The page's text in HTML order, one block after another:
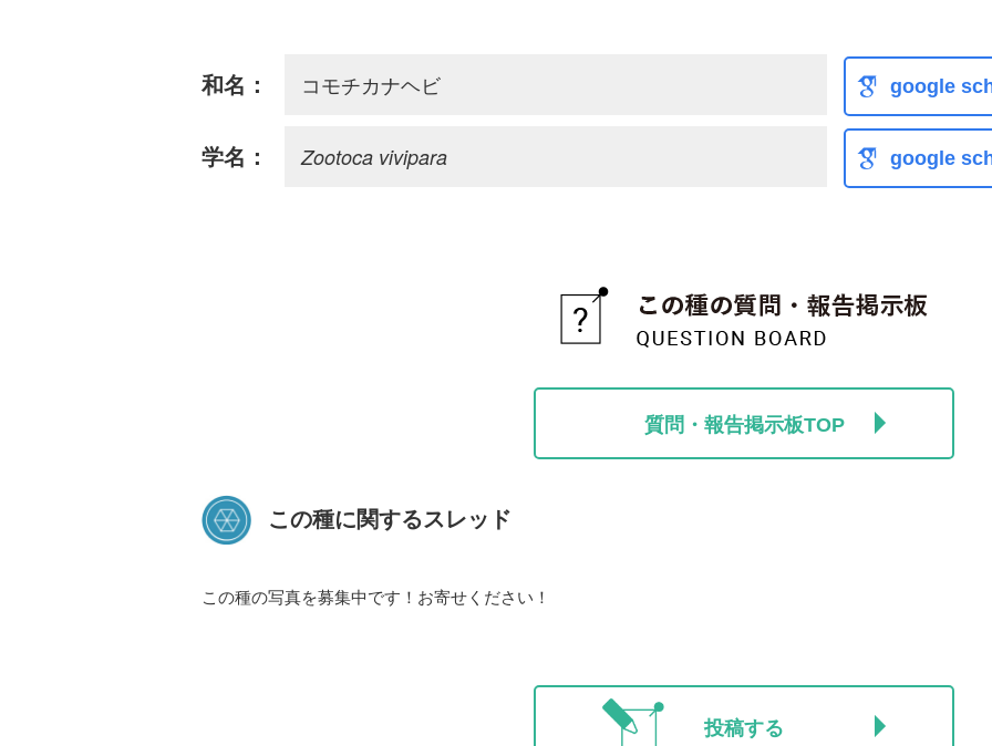
和名： コモチカナヘビ google
学名： Zootoca vivipara google
質問・報告掲示板TOP
この種に関するスレッド
この種の写真を募集中です！お寄せください！
投稿する